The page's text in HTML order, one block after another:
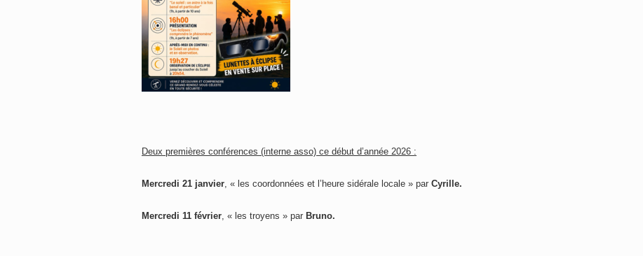
Deux premières conférences (interne asso) ce début d’année 2026 :
Mercredi 21 janvier, « les coordonnées et l’heure sidérale locale » par Cyrille.
Mercredi 11 février, « les troyens » par Bruno.